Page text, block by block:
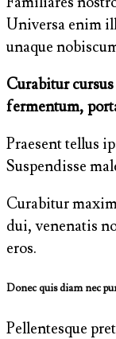
Universa enim
unaque
Curabitur
fermentum,
Praesent tellus
Suspendisse
Curabitur
dui, venenatis
eros.
Donec quis diam nec
Pellentesque